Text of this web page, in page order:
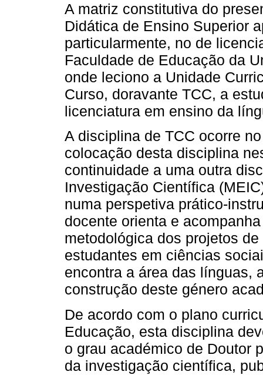
A matriz constitutiva do
Didática de Ensino Superior
particularmente, no de
Faculdade de Educação da
onde leciono a Unidade
Curso, doravante TCC, a
licenciatura em ensino da
A disciplina de TCC ocorre
colocação desta disciplina
continuidade a uma outra
Investigação Científica
numa perspetiva prático-
docente orienta e
metodológica dos projetos
estudantes em ciências
encontra a área das línguas,
construção deste género
De acordo com o plano
Educação, esta disciplina
o grau académico de Doutor
da investigação científica,